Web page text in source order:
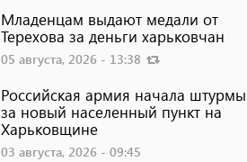
Младенцам выдают медали от
Терехова за деньги харьковчан
05 августа, 2026 - 13:38
Российская армия начала штурмы
за новый населенный пункт на
Харьковщине
03 августа, 2026 - 09:45